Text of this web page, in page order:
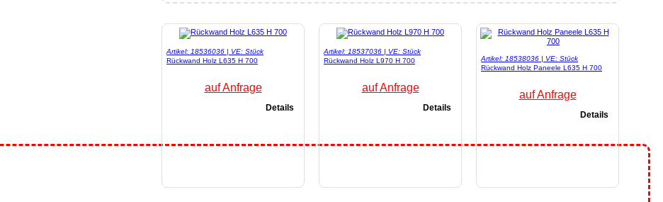
Artikel: 18536036 | VE: Stück
Rückwand Holz L635 H 700
auf Anfrage
Details
Artikel: 18537036 | VE: Stück
Rückwand Holz L970 H 700
auf Anfrage
Details
Artikel: 18538036 | VE: Stück
Rückwand Holz Paneele L635 H 700
auf Anfrage
Details